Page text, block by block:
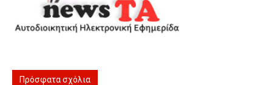
Πρόσφατα σχόλια